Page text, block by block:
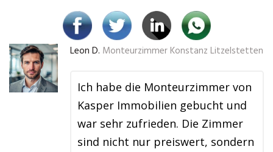
Leon D. Monteurzimmer Konstanz Litzelstetten
Ich habe die Monteurzimmer von
Kasper Immobilien gebucht und
war sehr zufrieden. Die Zimmer
sind nicht nur preiswert, sondern